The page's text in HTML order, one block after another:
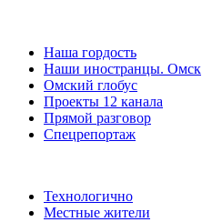
Наша гордость
Наши иностранцы. Омск
Омский глобус
Проекты 12 канала
Прямой разговор
Спецрепортаж
Технологично
Местные жители